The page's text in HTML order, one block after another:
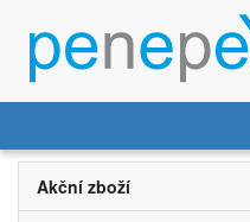
Akční zboží